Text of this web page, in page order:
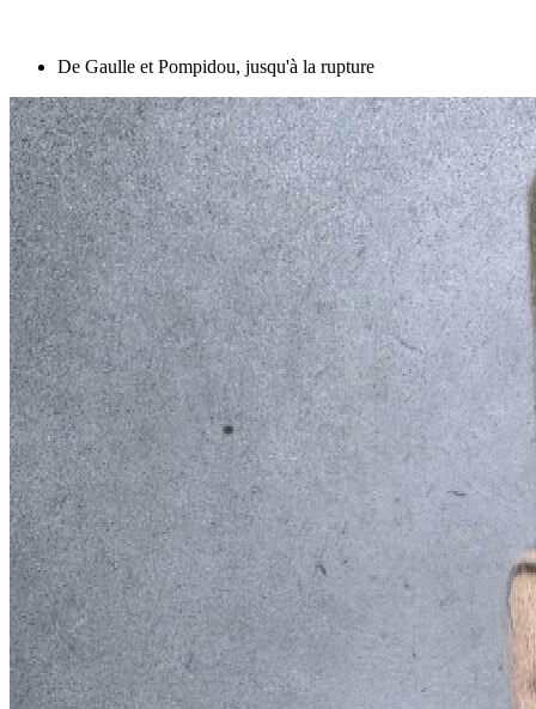
De Gaulle et Pompidou, jusqu'à la rupture